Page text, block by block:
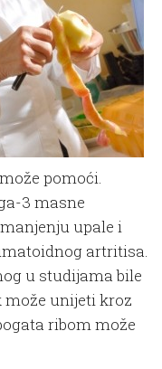
pomoći.
3 masne
upale i
artritisa.
u studijama bile
može unijeti kroz
ribom može